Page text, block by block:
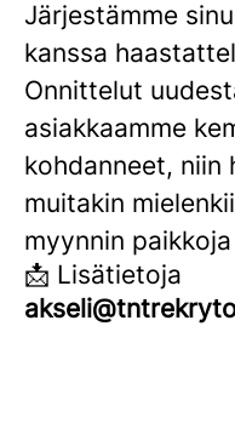
Järjestämme
kanssa
Onnittelut
asiakkaamme
kohdanneet,
muitakin
myynnin
📩 Lisätietoja